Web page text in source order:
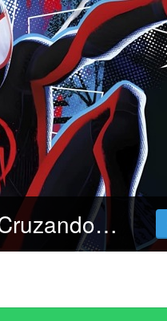
[CUEVANA.3]! Ver Spider-Man: Cruzando multiverso PELÍCULA COMPLETA Online en Español y Latino